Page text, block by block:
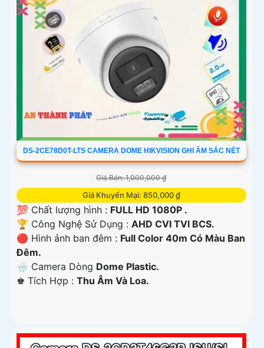
DS-2CE78D0T-LTS CAMERA DOME HIKVISION GHI ÂM SẮC NÉT
Giá Bán: 1,000,000 ₫
Giá Khuyến Mại: 850,000 ₫
💯 Chất lượng hình : FULL HD 1080P .
🏆 Công Nghệ Sử Dụng : AHD CVI TVI BCS.
🔴 Hình ảnh ban đêm : Full Color 40m Có Màu Ban
Ðêm.
🌧️ Camera Dòng Dome Plastic.
️♚ Tích Hợp : Thu Âm Và Loa.